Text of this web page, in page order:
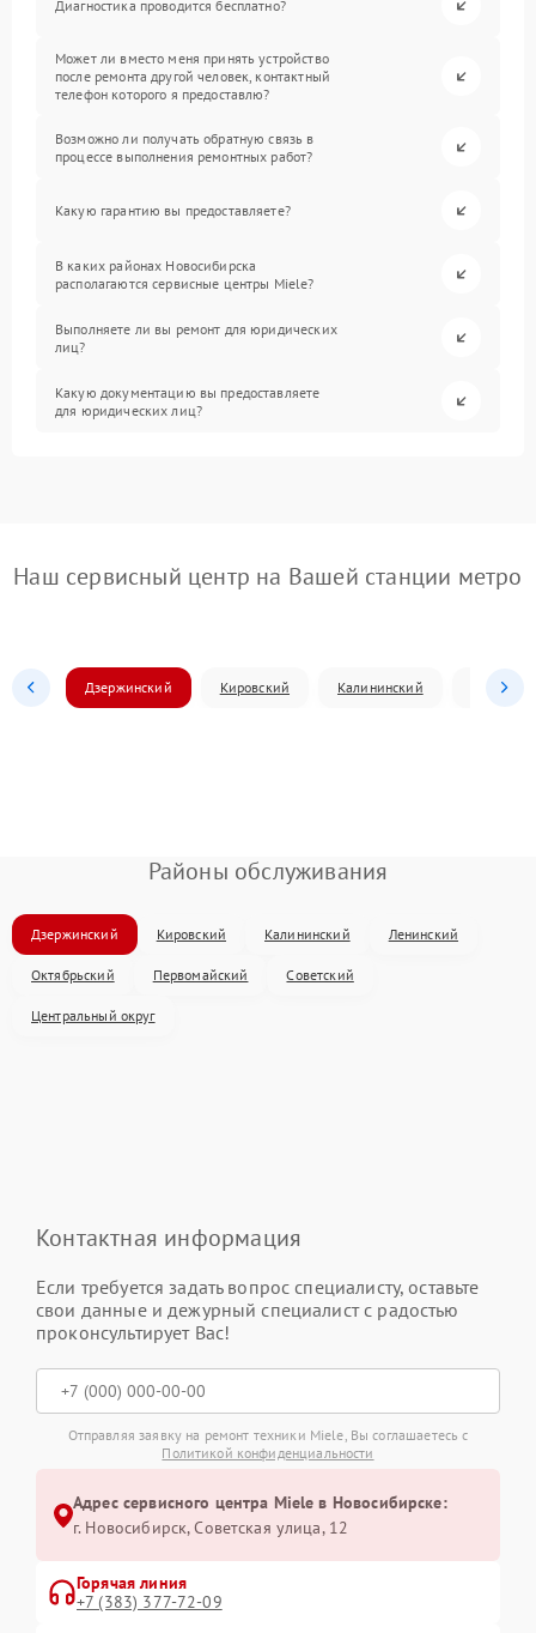
Диагностика проводится бесплатно?
Может ли вместо меня принять устройство
после ремонта другой человек, контактный
телефон которого я предоставлю?
Возможно ли получать обратную связь в
процессе выполнения ремонтных работ?
Какую гарантию вы предоставляете?
В каких районах Новосибирска
располагаются сервисные центры Miele?
Выполняете ли вы ремонт для юридических
лиц?
Какую документацию вы предоставляете
для юридических лиц?
Наш сервисный центр на Вашей станции метро
Дзержинский Кировский Калининский
Районы обслуживания
Дзержинский Кировский Калининский Ленинский
Октябрьский Первомайский Советский
Центральный округ
Контактная информация
Если требуется задать вопрос специалисту, оставьте
свои данные и дежурный специалист с радостью
проконсультирует Вас!
Отправляя заявку на ремонт техники Miele, Вы соглашаетесь с
Политикой конфиденциальности
Адрес сервисного центра Miele в Новосибирске:
г. Новосибирск, Советская улица, 12
Горячая линия
+7 (383) 377-72-09